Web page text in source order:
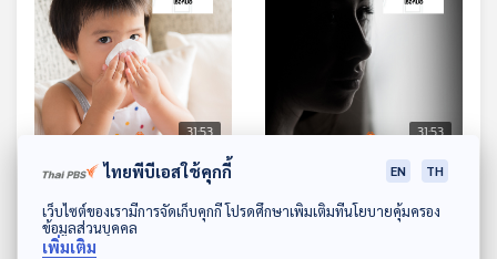
ดาวน์โหลด Thai PBS Podcast Application
31:53
EP. 1081: โรคจมูกอักเสบ
ภูมิแพ้ เรื่องที่พ่อแม่อย่า
พลาด
โรงหมอ
31:53
EP. 1082: ทำอย่างไรเมื่อฉัน
รู้สึกดิ่ง นอยด์กับสิ่งที่เจอ
ไทยพีบีเอสใช้คุกกี้ EN TH
เว็บไซต์ของเรามีการจัดเก็บคุกกี้ โปรดศึกษาเพิ่มเติมที่นโยบายคุ้มครอง
ข้อมูลส่วนบุคคล
เพิ่มเติม